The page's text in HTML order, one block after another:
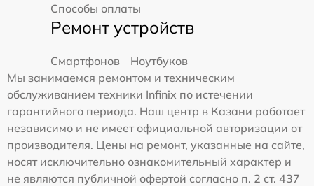
Способы оплаты
Ремонт устройств
Смартфонов
Ноутбуков
Мы занимаемся ремонтом и техническим
обслуживанием техники Infinix по истечении
гарантийного периода. Наш центр в Казани работает
независимо и не имеет официальной авторизации от
производителя. Цены на ремонт, указанные на сайте,
носят исключительно ознакомительный характер и
не являются публичной офертой согласно п. 2 ст. 437